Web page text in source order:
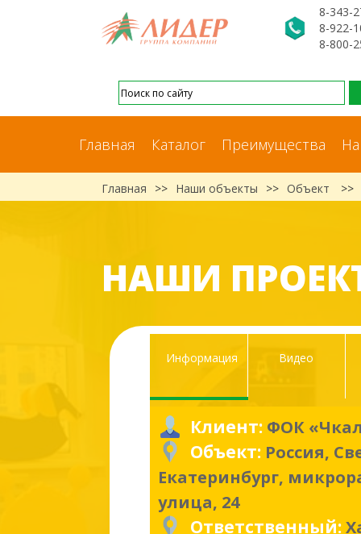
8-343-
8-922-
8-800-
Главная Каталог Преимущества
Главная >> Наши объекты >> Объект >>
НАШИ
Информация Видео
Клиент: ФОК
Объект: Россия,
Екатеринбург,
улица, 24
Ответственный: